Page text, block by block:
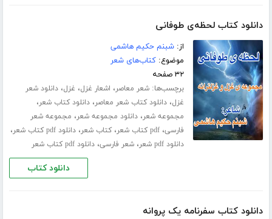
دانلود کتاب لحظه‌ی طوفانی
از:شبنم حکیم هاشمی
موضوع:کتاب‌های شعر
۳۲ صفحه
برچسب‌ها:شعر معاصر، اشعار غزل، غزل،دانلود شعر
غزل،دانلود کتاب شعر معاصر،دانلود کتاب شعر،
مجموعه شعر،دانلود مجموعه شعر، مجموعه شعر
فارسی،pdf کتاب شعر ،کتاب شعر،دانلود pdf کتاب شعر ،
دانلود pdf شعر ،شعر فارسی،دانلود pdf کتاب شعر
دانلود کتاب
دانلود کتاب سفرنامه‌ یک پروانه